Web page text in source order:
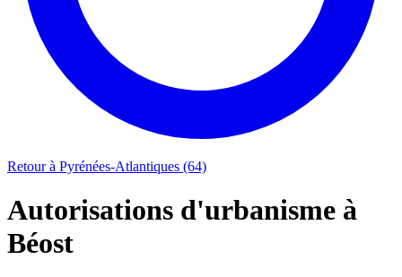
Retour à Pyrénées-Atlantiques (64)
Autorisations d'urbanisme à
Béost